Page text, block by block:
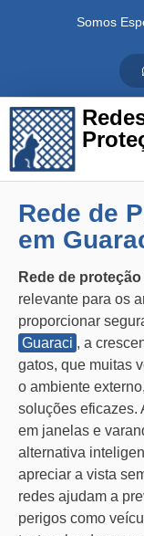
Somos
Rede de
em
Rede de
relevante para os
proporcionar
Guaraci , a
gatos, que muitas
o ambiente
soluções eficazes.
em janelas e
alternativa
apreciar a vista
redes ajudam a
perigos como